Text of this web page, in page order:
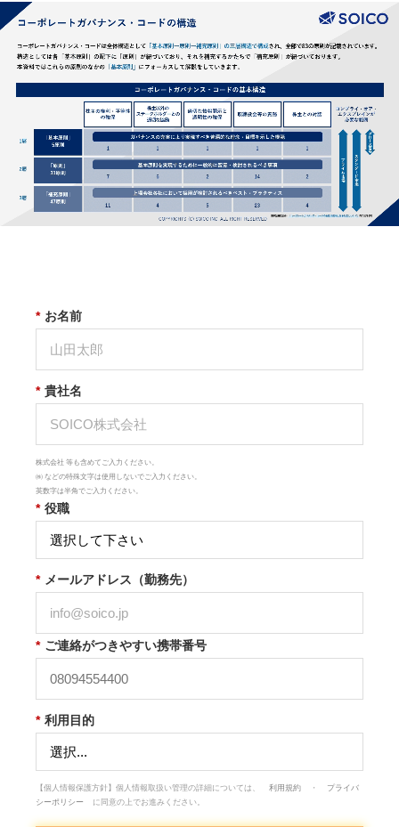
* お名前
* 貴社名
株式会社 等も含めてご入力ください。
㈱ などの特殊文字は使用しないでご入力ください。
英数字は半角でご入力ください。
* 役職
* メールアドレス（勤務先）
* ご連絡がつきやすい携帯番号
* 利用目的
【個人情報保護方針】個人情報取扱い管理の詳細については、 利用規約 ・
プライバ
シーポリシー
に同意の上でお進みください。